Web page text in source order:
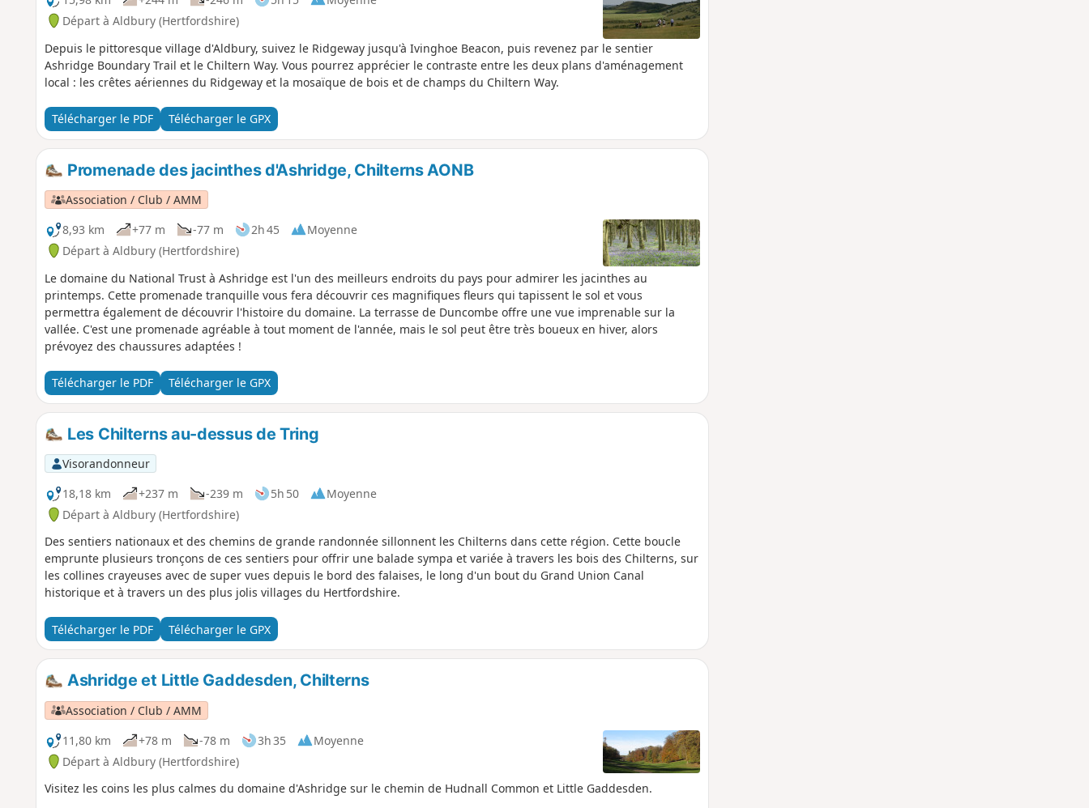
Départ à Aldbury (Hertfordshire)
Depuis le pittoresque village d'Aldbury, suivez le Ridgeway jusqu'à Ivinghoe Beacon, puis revenez par le sentier
Ashridge Boundary Trail et le Chiltern Way. Vous pourrez apprécier le contraste entre les deux plans d'aménagement
local : les crêtes aériennes du Ridgeway et la mosaïque de bois et de champs du Chiltern Way.
Télécharger le PDF Télécharger le GPX
Promenade des jacinthes d'Ashridge, Chilterns AONB
Association / Club / AMM
8,93 km
+77 m -77 m 2h 45
Moyenne
Départ à Aldbury (Hertfordshire)
Le domaine du National Trust à Ashridge est l'un des meilleurs endroits du pays pour admirer les jacinthes au
printemps. Cette promenade tranquille vous fera découvrir ces magnifiques fleurs qui tapissent le sol et vous
permettra également de découvrir l'histoire du domaine. La terrasse de Duncombe offre une vue imprenable sur la
vallée. C'est une promenade agréable à tout moment de l'année, mais le sol peut être très boueux en hiver, alors
prévoyez des chaussures adaptées !
Télécharger le PDF Télécharger le GPX
Les Chilterns au-dessus de Tring
Visorandonneur
18,18 km
+237 m -239 m 5h 50
Moyenne
Départ à Aldbury (Hertfordshire)
Des sentiers nationaux et des chemins de grande randonnée sillonnent les Chilterns dans cette région. Cette boucle
emprunte plusieurs tronçons de ces sentiers pour offrir une balade sympa et variée à travers les bois des Chilterns, sur
les collines crayeuses avec de super vues depuis le bord des falaises, le long d'un bout du Grand Union Canal
historique et à travers un des plus jolis villages du Hertfordshire.
Télécharger le PDF Télécharger le GPX
Ashridge et Little Gaddesden, Chilterns
Association / Club / AMM
11,80 km
+78 m -78 m 3h 35
Moyenne
Départ à Aldbury (Hertfordshire)
Visitez les coins les plus calmes du domaine d'Ashridge sur le chemin de Hudnall Common et Little Gaddesden.